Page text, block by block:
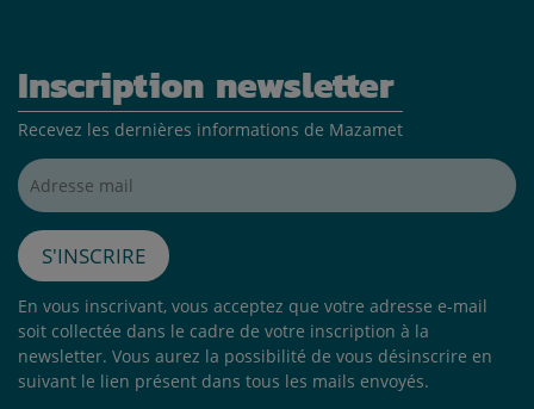
Inscription newsletter
Recevez les dernières informations de Mazamet
Adresse mail*
S'inscrire
En vous inscrivant, vous acceptez que votre adresse e-mail
soit collectée dans le cadre de votre inscription à la
newsletter. Vous aurez la possibilité de vous désinscrire en
suivant le lien présent dans tous les mails envoyés.